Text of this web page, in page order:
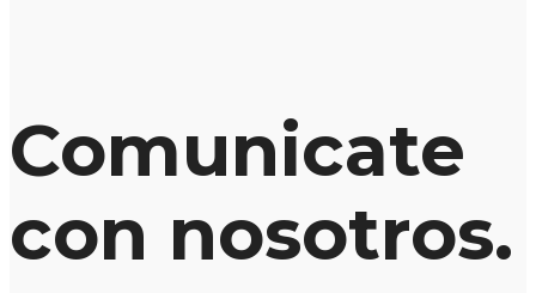
Comunicate
con nosotros.